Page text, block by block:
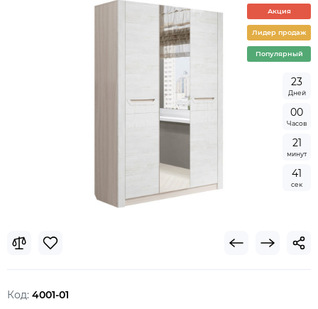
Акция
Лидер продаж
Популярный
23
Дней
00
Часов
21
минут
40
сек
Код: 4001-01